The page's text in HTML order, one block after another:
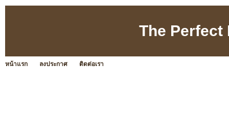
The Perfect
หน้าแรก ลงประกาศ ติดต่อเรา